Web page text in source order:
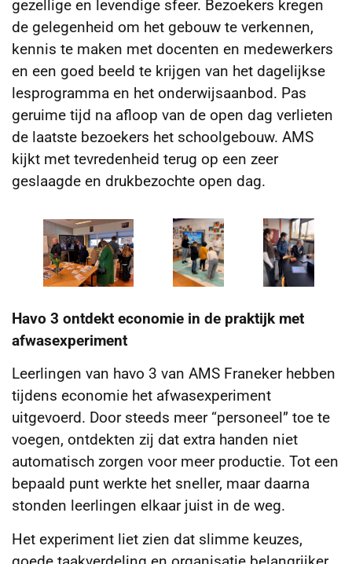
gezellige en levendige sfeer. Bezoekers kregen
de gelegenheid om het gebouw te verkennen,
kennis te maken met docenten en medewerkers
en een goed beeld te krijgen van het dagelijkse
lesprogramma en het onderwijsaanbod. Pas
geruime tijd na afloop van de open dag verlieten
de laatste bezoekers het schoolgebouw. AMS
kijkt met tevredenheid terug op een zeer
geslaagde en drukbezochte open dag.
Havo 3 ontdekt economie in de praktijk met
afwasexperiment
Leerlingen van havo 3 van AMS Franeker hebben
tijdens economie het afwasexperiment
uitgevoerd. Door steeds meer “personeel” toe te
voegen, ontdekten zij dat extra handen niet
automatisch zorgen voor meer productie. Tot een
bepaald punt werkte het sneller, maar daarna
stonden leerlingen elkaar juist in de weg.
Het experiment liet zien dat slimme keuzes,